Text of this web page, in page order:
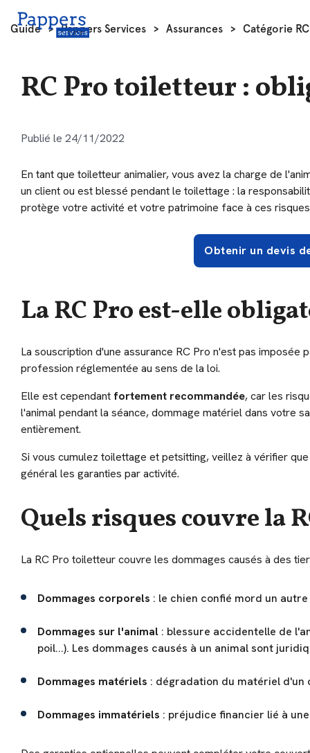
Guide > Pappers Services > Assurances > Catégorie
RC Pro toiletteur :
Publié le 24/11/2022
En tant que toiletteur animalier, vous avez la charge de
un client ou est blessé pendant le toilettage : la
protège votre activité et votre patrimoine face à ces
Obtenir un devis
La RC Pro est-elle
La souscription d'une assurance RC Pro n'est pas
profession réglementée au sens de la loi.
Elle est cependant fortement recommandée, car les
l'animal pendant la séance, dommage matériel dans votre
entièrement.
Si vous cumulez toilettage et petsitting, veillez à vérifier
général les garanties par activité.
Quels risques couvre la
La RC Pro toiletteur couvre les dommages causés à des
Dommages corporels : le chien confié mord un
Dommages sur l'animal : blessure accidentelle de
poil...). Les dommages causés à un animal sont
Dommages matériels : dégradation du matériel d'un
Dommages immatériels : préjudice financier lié à